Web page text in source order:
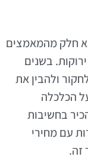
חלק מהמאמצים
בשנים
ולהבין את
הכלכלה
בחשיבות
עם מחירי
זה.